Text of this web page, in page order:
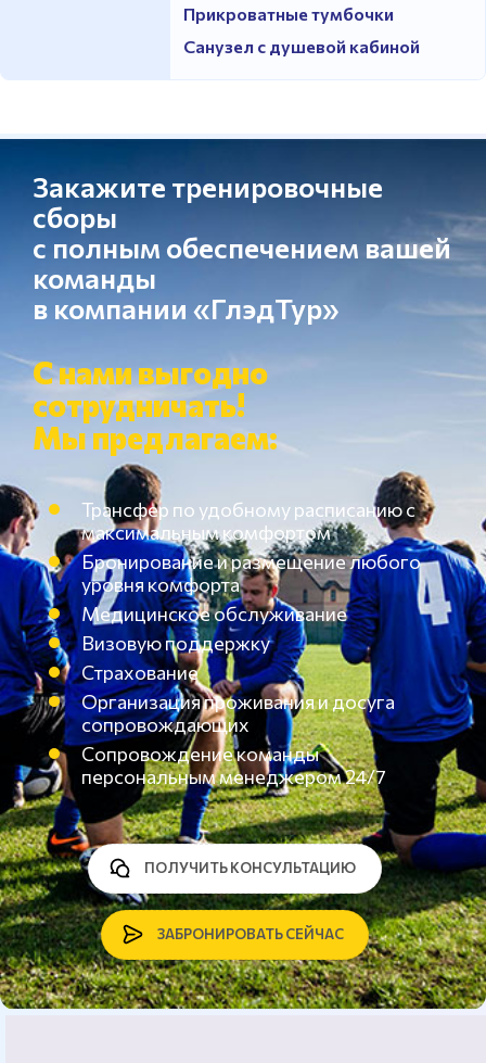
Прикроватные тумбочки
Санузел с душевой кабиной
Закажите тренировочные
сборы
с полным обеспечением вашей
команды
в компании «ГлэдТур»
С нами выгодно
сотрудничать!
Мы предлагаем:
Трансфер по удобному расписанию с
максимальным комфортом
Бронирование и размещение любого
уровня комфорта
Медицинское обслуживание
Визовую поддержку
Страхование
Организация проживания и досуга
сопровождающих
Сопровождение команды
персональным менеджером 24/7
ЗАБРОНИРОВАТЬ СЕЙЧАС
ПОЛУЧИТЬ КОНСУЛЬТАЦИЮ